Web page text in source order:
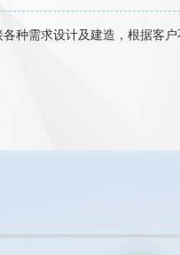
种需求设计及建造，根据客